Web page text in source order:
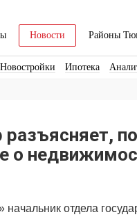
Новости Районы
Новостройки Ипотека
отдела